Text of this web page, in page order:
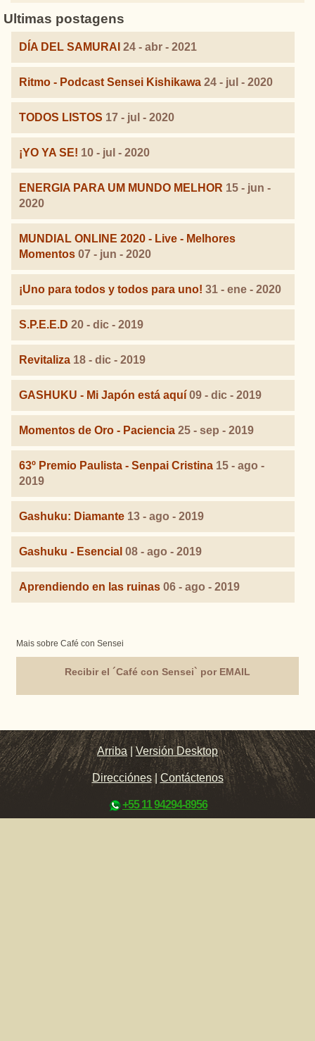
Ultimas postagens
DÍA DEL SAMURAI 24 - abr - 2021
Ritmo - Podcast Sensei Kishikawa 24 - jul - 2020
TODOS LISTOS 17 - jul - 2020
¡YO YA SE! 10 - jul - 2020
ENERGIA PARA UM MUNDO MELHOR 15 - jun -
2020
MUNDIAL ONLINE 2020 - Live - Melhores
Momentos 07 - jun - 2020
¡Uno para todos y todos para uno! 31 - ene - 2020
S.P.E.E.D 20 - dic - 2019
Revitaliza 18 - dic - 2019
GASHUKU - Mi Japón está aquí 09 - dic - 2019
Momentos de Oro - Paciencia 25 - sep - 2019
63º Premio Paulista - Senpai Cristina 15 - ago -
2019
Gashuku: Diamante 13 - ago - 2019
Gashuku - Esencial 08 - ago - 2019
Aprendiendo en las ruinas 06 - ago - 2019
Mais sobre Café con Sensei
Recibir el ´Café con Sensei` por EMAIL
Arriba |Versión Desktop
Direcciónes| Contáctenos
+55 11 94294-8956